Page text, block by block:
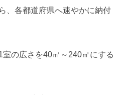
、各都道府県へ速やかに納付
の広さを40㎡～240㎡にする